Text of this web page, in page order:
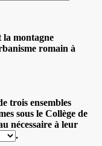
la montagne
romain à
trois ensembles
sous le Collège de
nécessaire à leur
.